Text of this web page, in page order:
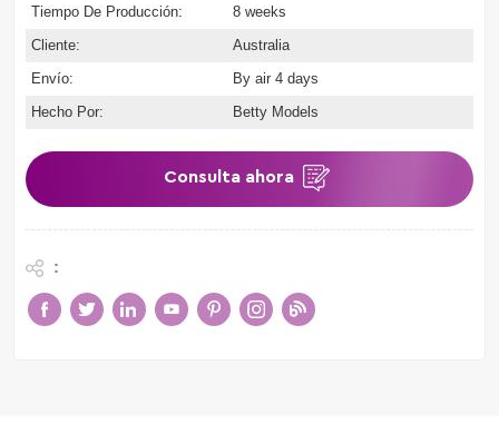
Tiempo De Producción:
8 weeks
Cliente:
Australia
Envío:
By air 4 days
Hecho Por:
Betty Models
Consulta ahora
: